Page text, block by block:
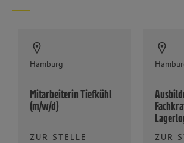
Hamburg
Mitarbeiterin Tiefkühl
(m/w/d)
ZUR STELLE ZUR